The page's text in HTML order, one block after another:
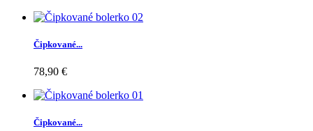
Čipkované...
78,90 €
Čipkované...